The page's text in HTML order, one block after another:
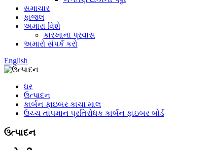
સમાચાર
ફાજલ
અમારા વિશે
કારખાના પ્રવાસ
અમારો સંપર્ક કરો
English
ઘર
ઉત્પાદન
કાર્બન ફાઇબર કાચા માલ
ઉચ્ચ તાપમાન પ્રતિરોધક કાર્બન ફાઇબર બોર્ડ
ઉત્પાદન